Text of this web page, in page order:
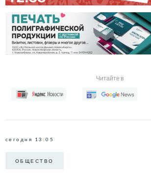
Читайте в
сегодня 13:05
ОБЩЕСТВО